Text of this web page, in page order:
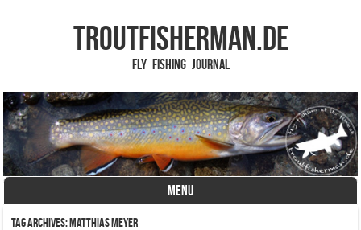
TROUTFISHERMAN.de
Fly Fishing Journal
MENU
Skip to content
Tag Archives:Matthias Meyer